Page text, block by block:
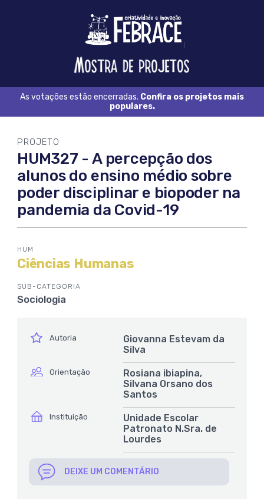
Logo
FEBRACE
Feira
Brasileira
Ciência
e
Tecnologia
As votações estão encerradas. Confira os projetos mais
populares.
PROJETO
HUM327 - A percepção dos
alunos do ensino médio sobre
poder disciplinar e biopoder na
pandemia da Covid-19
HUM
Ciências Humanas
SUB-CATEGORIA
Sociologia
íconeAutoria
Giovanna Estevam da
Silva
íconeOrientação
Rosiana ibiapina,
Silvana Orsano dos
Santos
íconeInstituição
Unidade Escolar
Patronato N.Sra. de
Lourdes
DEIXE UM COMENTÁRIO